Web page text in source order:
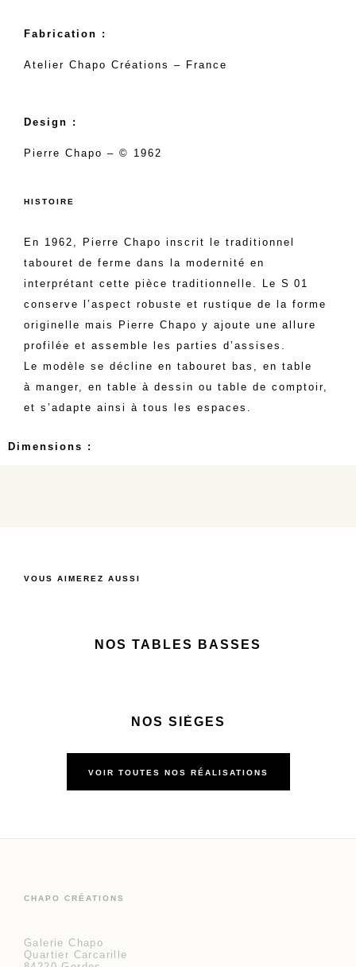
Fabrication :
Atelier Chapo Créations – France
Design :
Pierre Chapo – © 1962
HISTOIRE
En 1962, Pierre Chapo inscrit le traditionnel
tabouret de ferme dans la modernité en
interprétant cette pièce traditionnelle. Le S 01
conserve l’aspect robuste et rustique de la forme
originelle mais Pierre Chapo y ajoute une allure
profilée et assemble les parties d’assises.
Le modèle se décline en tabouret bas, en table
à manger, en table à dessin ou table de comptoir,
et s’adapte ainsi à tous les espaces.
Dimensions :
VOUS AIMEREZ AUSSI
NOS TABLES BASSES
NOS SIÈGES
VOIR TOUTES NOS RÉALISATIONS
CHAPO CRÉATIONS
Galerie Chapo
Quartier Carcarille